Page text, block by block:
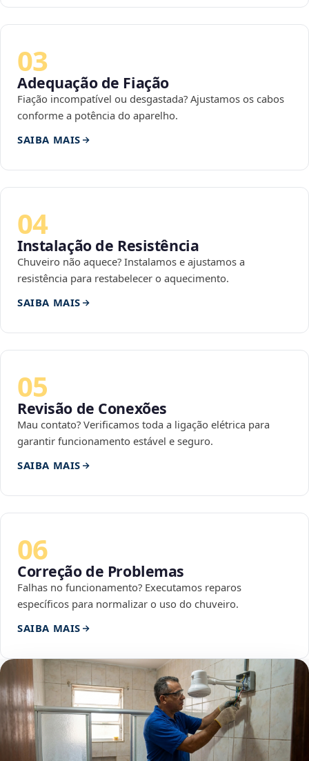
03
Adequação de Fiação
Fiação incompatível ou desgastada? Ajustamos os cabos
conforme a potência do aparelho.
SAIBA MAIS
04
Instalação de Resistência
Chuveiro não aquece? Instalamos e ajustamos a
resistência para restabelecer o aquecimento.
SAIBA MAIS
05
Revisão de Conexões
Mau contato? Verificamos toda a ligação elétrica para
garantir funcionamento estável e seguro.
SAIBA MAIS
06
Correção de Problemas
Falhas no funcionamento? Executamos reparos
específicos para normalizar o uso do chuveiro.
SAIBA MAIS